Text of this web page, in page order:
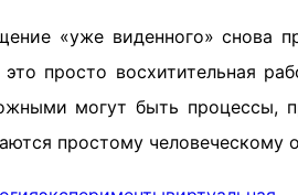
«уже виденного» снова
просто восхитительная
могут быть процессы,
простому человеческому